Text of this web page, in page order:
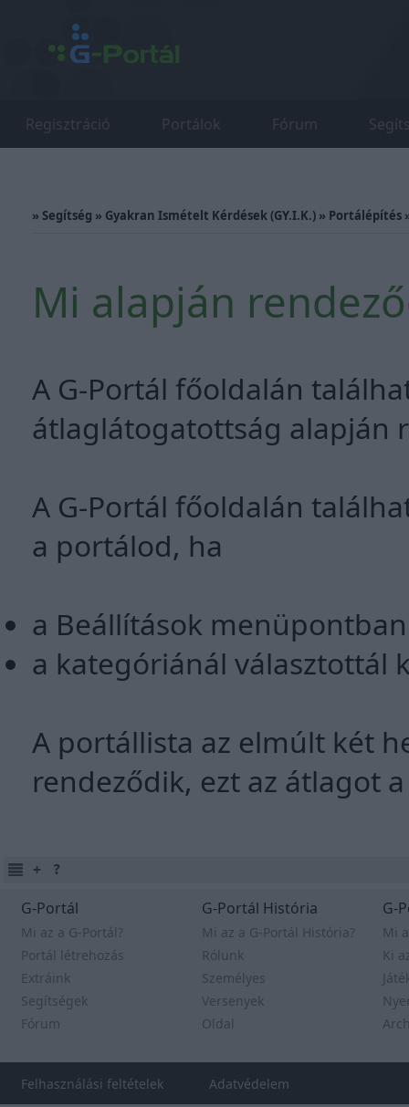
Regisztráció Portálok Fórum
» Segítség » Gyakran Ismételt Kérdések (GY.I.K.) » Portálépítés
Mi alapján
A G-Portál főoldalán
átlaglátogatottság alapján
A G-Portál főoldalán
a portálod, ha
a Beállítások
a kategóriánál választottál
A portállista az elmúlt két
rendeződik, ezt az átlagot
G-Portál
Mi az a G-Portál?
Portál létrehozás
Extráink
Segítségek
Fórum
G-Portál História
Mi az a G-Portál História?
Rólunk
Személyes
Versenyek
Oldal
G-
Mi
Ki
Felhasználási feltételek Adatvédelem